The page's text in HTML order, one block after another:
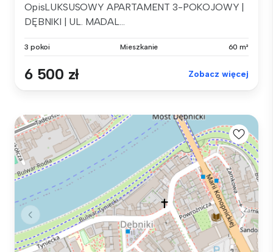
OpisLUKSUSOWY APARTAMENT 3-POKOJOWY |
DĘBNIKI | UL. MADAL...
3 pokoi Mieszkanie 60 m²
6 500 zł Zobacz więcej